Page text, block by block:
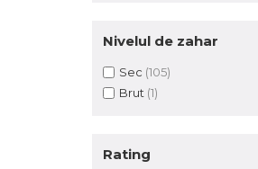
Nivelul de zahar
Sec (105)
Brut (1)
Rating